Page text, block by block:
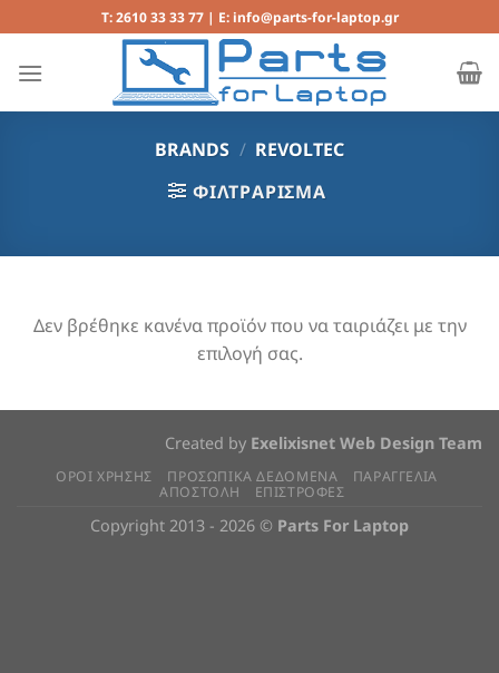
στο
περιεχόμενο
T: 2610 33 33 77 | E: info@parts-for-laptop.gr
BRANDS / REVOLTEC
ΦΙΛΤΡΆΡΙΣΜΑ
Δεν βρέθηκε κανένα προϊόν που να ταιριάζει με την
επιλογή σας.
Created by Exelixisnet Web Design Team
ΟΡΟΙ ΧΡΗΣΗΣ ΠΡΟΣΩΠΙΚΆ ΔΕΔΟΜΈΝΑ
ΠΑΡΑΓΓΕΛΙΑ
ΑΠΟΣΤΟΛΗ
ΕΠΙΣΤΡΟΦΕΣ
Copyright 2013 - 2026 © Parts For Laptop